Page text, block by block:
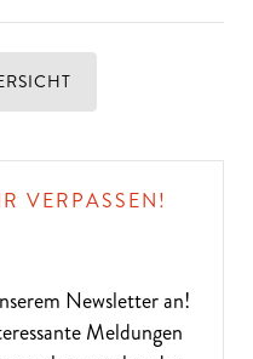
VERPASSEN!
Newsletteran!
Meldungen